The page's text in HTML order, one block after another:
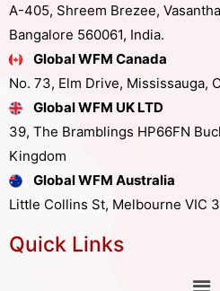
A-405, Shreem Brezee,
Bangalore 560061, India.
Global WFM Canada
No. 73, Elm Drive, Mississauga,
Global WFM UK LTD
39, The Bramblings HP66FN
Kingdom
Global WFM Australia
Little Collins St, Melbourne VIC
Quick Links